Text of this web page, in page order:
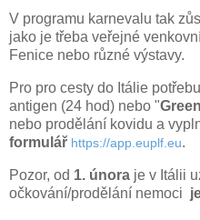
V programu karnevalu tak
jako je třeba veřejné
Fenice nebo různé výstavy.
Pro pro cesty do Itálie
antigen (24 hod) nebo "
nebo prodělání kovidu a
formulář https://app.euplf.eu.
Pozor, od 1. února je v Itálii
očkování/prodělání nemoci